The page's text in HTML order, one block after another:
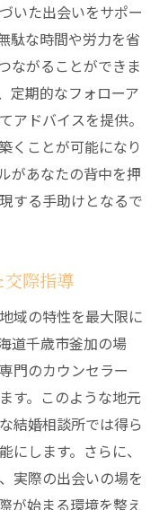
いた出会いをサポー
駄な時間や労力を省
ながることができま
定期的なフォローア
アドバイスを提供。
くことが可能になり
があなたの背中を押
する手助けとなるで
際指導
域の特性を最大限に
道千歳市釜加の場
門のカウンセラー
す。このような地元
結婚相談所では得ら
します。さらに、
実際の出会いの場を
が始まる環境を整え